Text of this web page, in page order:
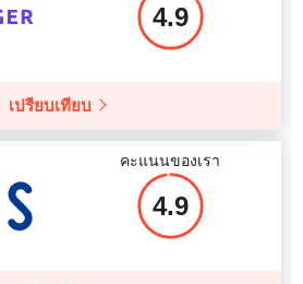
$ 47.30
ข้อมูลเพิ่มเติม
4.9
เปรียบเทียบ
คะแนนของเรา
4.9